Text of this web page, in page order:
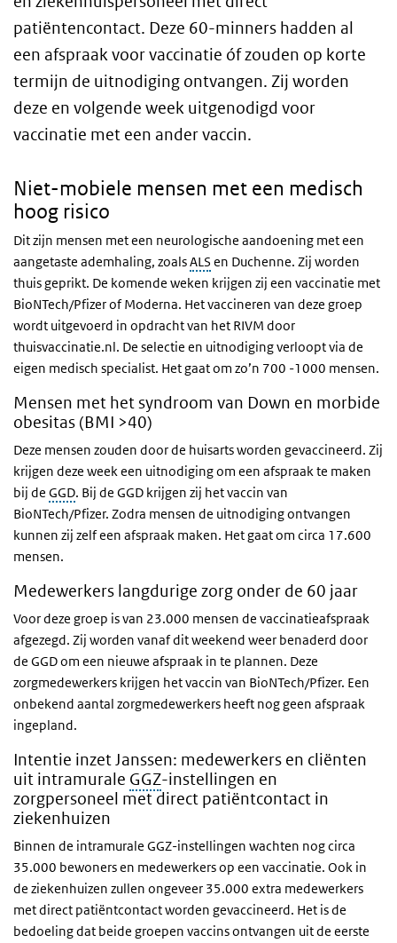
patiëntencontact. Deze 60-minners hadden al
een afspraak voor vaccinatie óf zouden op korte
termijn de uitnodiging ontvangen. Zij worden
deze en volgende week uitgenodigd voor
vaccinatie met een ander vaccin.
Niet-mobiele mensen met een medisch
hoog risico
Dit zijn mensen met een neurologische aandoening met een
aangetaste ademhaling, zoalsALS en Duchenne. Zij worden
thuis geprikt. De komende weken krijgen zij een vaccinatie met
BioNTech/Pfizer of Moderna. Het vaccineren van deze groep
wordt uitgevoerd in opdracht van het RIVM door
thuisvaccinatie.nl. De selectie en uitnodiging verloopt via de
eigen medisch specialist. Het gaat om zo’n 700 -1000 mensen.
Mensen met het syndroom van Down en morbide
obesitas (BMI >40)
Deze mensen zouden door de huisarts worden gevaccineerd. Zij
krijgen deze week een uitnodiging om een afspraak te maken
bij de GGD. Bij de GGD krijgen zij het vaccin van
BioNTech/Pfizer. Zodra mensen de uitnodiging ontvangen
kunnen zij zelf een afspraak maken. Het gaat om circa 17.600
mensen.
Medewerkers langdurige zorg onder de 60 jaar
Voor deze groep is van 23.000 mensen de vaccinatieafspraak
afgezegd. Zij worden vanaf dit weekend weer benaderd door
de GGD om een nieuwe afspraak in te plannen. Deze
zorgmedewerkers krijgen het vaccin van BioNTech/Pfizer. Een
onbekend aantal zorgmedewerkers heeft nog geen afspraak
ingepland.
Intentie inzet Janssen: medewerkers en cliënten
uit intramurale GGZ-instellingen en
zorgpersoneel met direct patiëntcontact in
ziekenhuizen
Binnen de intramurale GGZ-instellingen wachten nog circa
35.000 bewoners en medewerkers op een vaccinatie. Ook in
de ziekenhuizen zullen ongeveer 35.000 extra medewerkers
met direct patiëntcontact worden gevaccineerd. Het is de
bedoeling dat beide groepen vaccins ontvangen uit de eerste